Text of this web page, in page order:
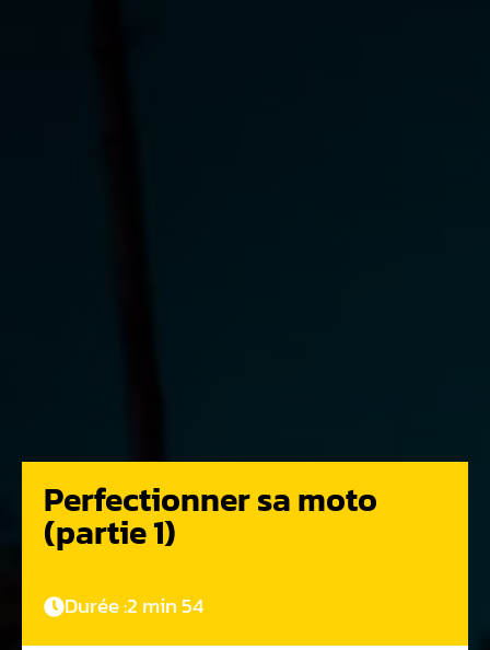
Perfectionner sa moto
(partie 1)
Durée :2 min 54